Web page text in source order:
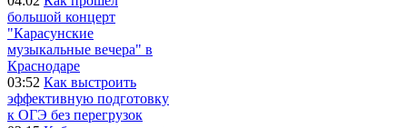
большой концерт
"Карасунские
музыкальные вечера" в
Краснодаре
03:52 Как выстроить
эффективную подготовку
к ОГЭ без перегрузок